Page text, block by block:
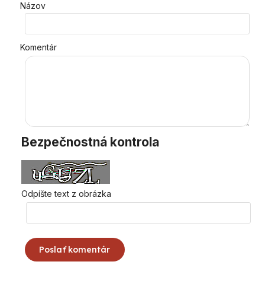
Názov
Komentár
Bezpečnostná kontrola
Odpíšte text z obrázka
Poslať komentár